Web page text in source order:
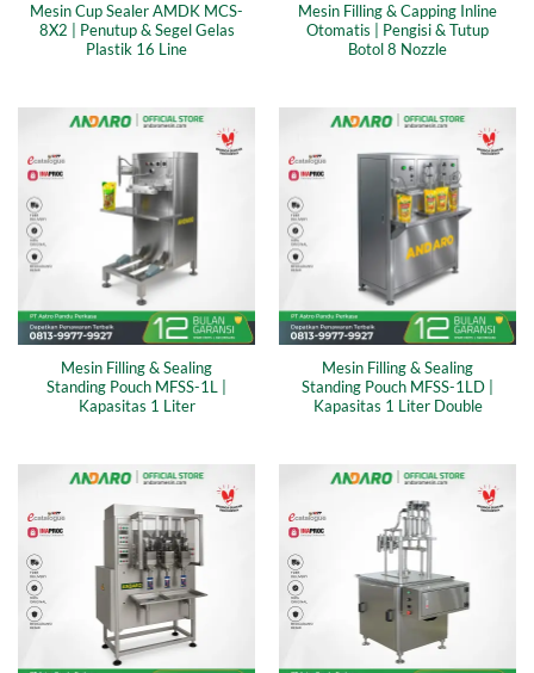
Mesin Cup Sealer AMDK MCS-
8X2 | Penutup & Segel Gelas
Plastik 16 Line
Mesin Filling & Capping Inline
Otomatis | Pengisi & Tutup
Botol 8 Nozzle
Mesin Filling & Sealing
Standing Pouch MFSS-1L |
Kapasitas 1 Liter
Mesin Filling & Sealing
Standing Pouch MFSS-1LD |
Kapasitas 1 Liter Double